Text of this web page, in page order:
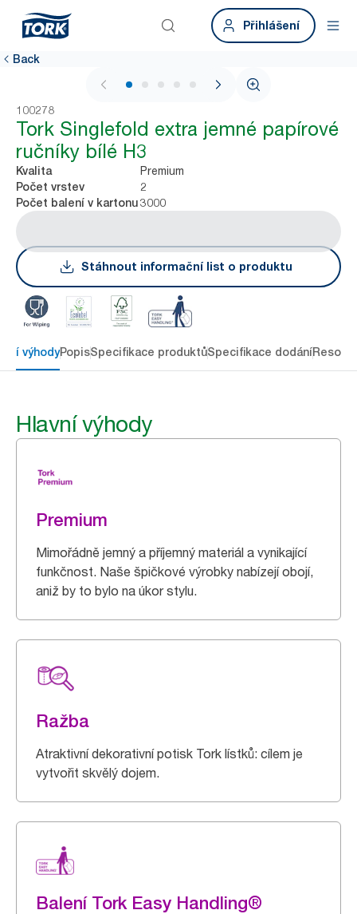
Přihlášení
Back
1 / 6
100278
Tork Singlefold extra jemné papírové
ručníky bílé H3
Kvalita Premium
Počet vrstev 2
Počet balení v kartonu3000
Stáhnout informační list o produktu
výhodyPopisSpecifikace produktůSpecifikace dodání
Hlavní výhody
Premium
Mimořádně jemný a příjemný materiál a vynikající
funkčnost. Naše špičkové výrobky nabízejí obojí,
aniž by to bylo na úkor stylu.
Ražba
Atraktivní dekorativní potisk Tork lístků: cílem je
vytvořit skvělý dojem.
Balení Tork Easy Handling®